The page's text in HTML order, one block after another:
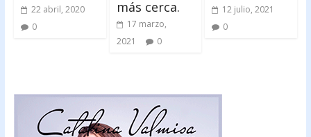
22 abril, 2020
0
más cerca.
17 marzo,
2021
0
12 julio, 2021
0